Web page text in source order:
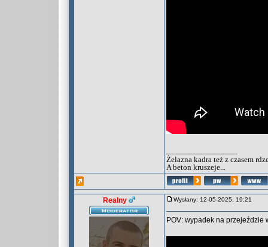
Żelazna kadra też z czasem
A beton kruszeje...
Realny Wysłany: 12-05-2025, 19:21
POV: wypadek na przejeździe